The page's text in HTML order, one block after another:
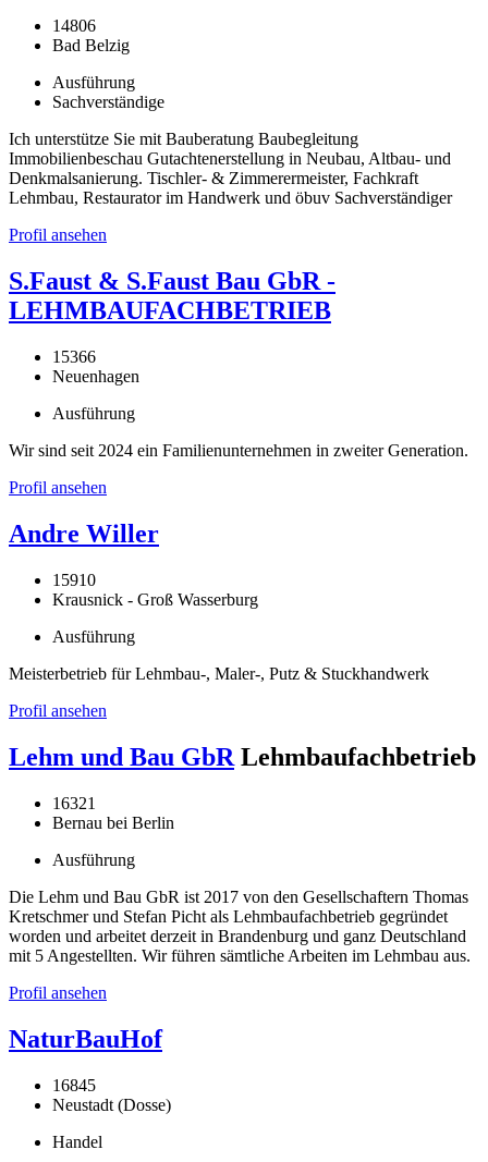
14806
Bad Belzig
Ausführung
Sachverständige
Ich unterstütze Sie mit Bauberatung Baubegleitung
Immobilienbeschau Gutachtenerstellung in Neubau, Altbau- und
Denkmalsanierung. Tischler- & Zimmerermeister, Fachkraft
Lehmbau, Restaurator im Handwerk und öbuv Sachverständiger
Profil ansehen
S.Faust & S.Faust Bau GbR -
LEHMBAUFACHBETRIEB
15366
Neuenhagen
Ausführung
Wir sind seit 2024 ein Familienunternehmen in zweiter Generation.
Profil ansehen
Andre Willer
15910
Krausnick - Groß Wasserburg
Ausführung
Meisterbetrieb für Lehmbau-, Maler-, Putz & Stuckhandwerk
Profil ansehen
Lehm und Bau GbR Lehmbaufachbetrieb
16321
Bernau bei Berlin
Ausführung
Die Lehm und Bau GbR ist 2017 von den Gesellschaftern Thomas
Kretschmer und Stefan Picht als Lehmbaufachbetrieb gegründet
worden und arbeitet derzeit in Brandenburg und ganz Deutschland
mit 5 Angestellten. Wir führen sämtliche Arbeiten im Lehmbau aus.
Profil ansehen
NaturBauHof
16845
Neustadt (Dosse)
Handel